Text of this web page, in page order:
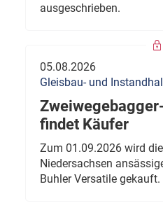
ausgeschrieben.
05.08.2026
Gleisbau- und
findet Käufer
Zum 01.09.2026 wird
Niedersachsen
Buhler Versatile gekauft.